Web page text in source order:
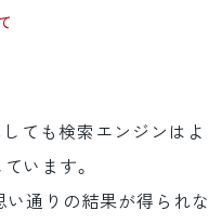
ても検索エンジンは
います。
い通りの結果が得られ